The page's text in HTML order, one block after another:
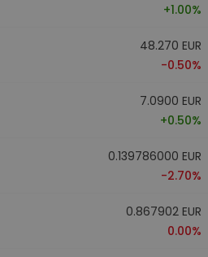
+1.00%
48.270 EUR
-0.50%
7.0900 EUR
+0.50%
0.139786000 EUR
-2.70%
0.867902 EUR
0.00%